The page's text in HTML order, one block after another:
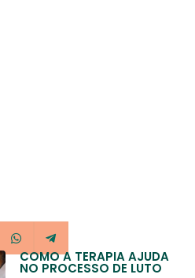
COMO A TERAPIA AJUDA
NO PROCESSO DE LUTO